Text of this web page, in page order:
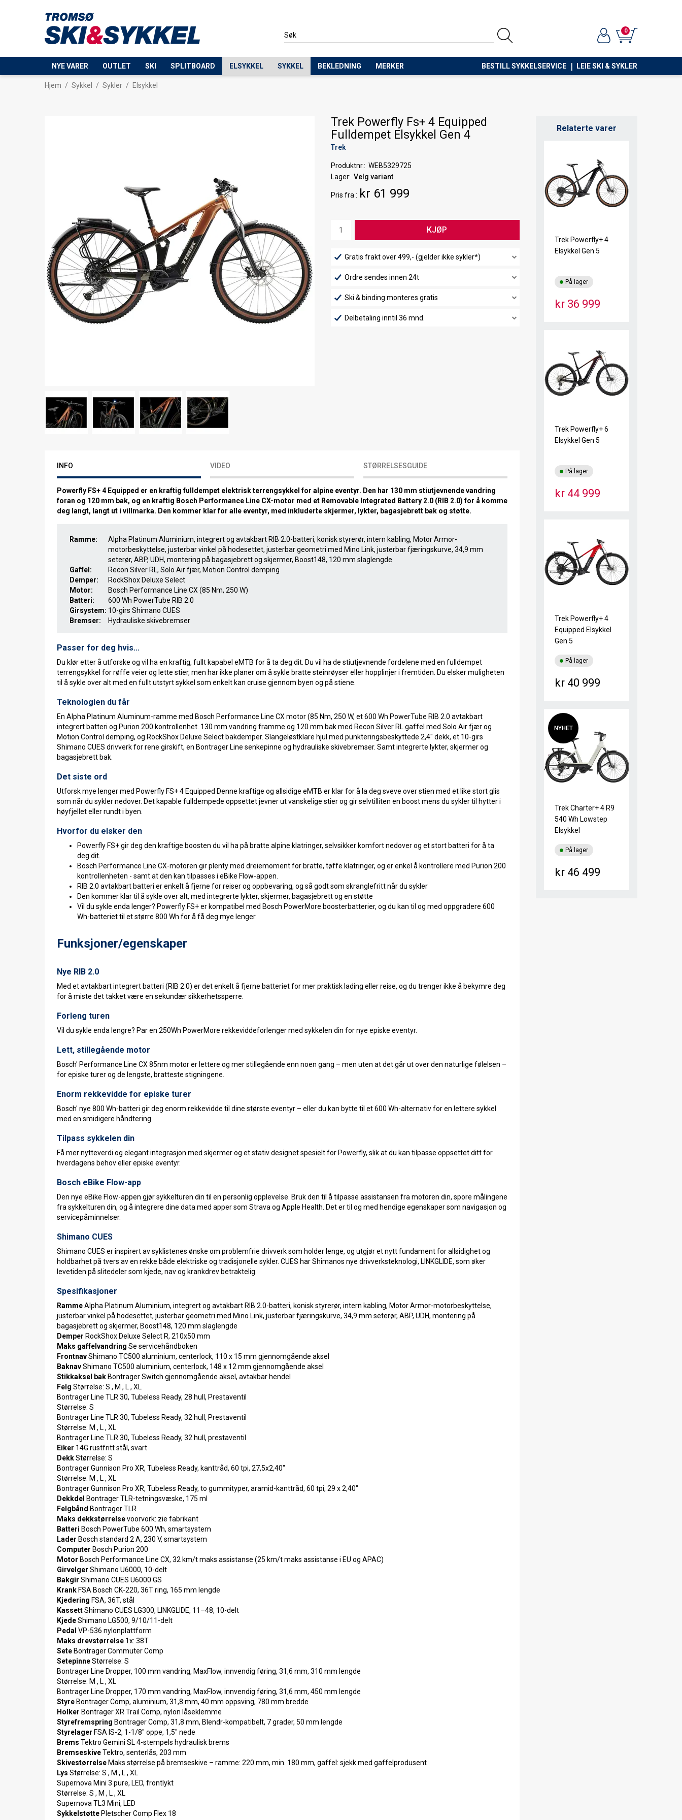
0
NYE VARER OUTLET SKI SPLITBOARD ELSYKKEL SYKKEL BEKLEDNING MERKER BESTILL SYKKELSERVICE LEIE SKI & SYKLER
Hjem / Sykkel / Sykler / Elsykkel
Trek Powerfly Fs+ 4 Equipped
Fulldempet Elsykkel Gen 4
Trek
Produktnr.
WEB5329725
Lager Velg variant
Pris fra kr 61 999
KJØP
Gratis frakt over 499,- (gjelder ikke sykler*)
Ordre sendes innen 24t
Ski & binding monteres gratis
Delbetaling inntil 36 mnd.
INFO VIDEO STØRRELSESGUIDE
Powerfly FS+ 4 Equipped er en kraftig fulldempet elektrisk terrengsykkel for alpine eventyr. Den har 130 mm stiutjevnende vandring
foran og 120 mm bak, og en kraftig Bosch Performance Line CX-motor med et Removable Integrated Battery 2.0 (RIB 2.0) for å komme
deg langt, langt ut i villmarka. Den kommer klar for alle eventyr, med inkluderte skjermer, lykter, bagasjebrett bak og støtte.
Ramme:
Alpha Platinum Aluminium, integrert og avtakbart RIB 2.0-batteri, konisk styrerør, intern kabling, Motor Armor-
motorbeskyttelse, justerbar vinkel på hodesettet, justerbar geometri med Mino Link, justerbar fjæringskurve, 34,9 mm
seterør, ABP, UDH, montering på bagasjebrett og skjermer, Boost148, 120 mm slaglengde
Gaffel:
Recon Silver RL, Solo Air fjær, Motion Control demping
Demper:
RockShox Deluxe Select
Motor:
Bosch Performance Line CX (85 Nm, 250 W)
Batteri:
600 Wh PowerTube RIB 2.0
Girsystem: 10-girs Shimano CUES
Bremser:
Hydrauliske skivebremser
Passer for deg hvis...
Du klør etter å utforske og vil ha en kraftig, fullt kapabel eMTB for å ta deg dit. Du vil ha de stiutjevnende fordelene med en fulldempet
terrengsykkel for røffe veier og lette stier, men har ikke planer om å sykle bratte steinrøyser eller hopplinjer i fremtiden. Du elsker muligheten
til å sykle over alt med en fullt utstyrt sykkel som enkelt kan cruise gjennom byen og på stiene.
Teknologien du får
En Alpha Platinum Aluminum-ramme med Bosch Performance Line CX motor (85 Nm, 250 W, et 600 Wh PowerTube RIB 2.0 avtakbart
integrert batteri og Purion 200 kontrollenhet. 130 mm vandring framme og 120 mm bak med Recon Silver RL gaffel med Solo Air fjær og
Motion Control demping, og RockShox Deluxe Select bakdemper. Slangeløstklare hjul med punkteringsbeskyttede 2,4" dekk, et 10-girs
Shimano CUES drivverk for rene girskift, en Bontrager Line senkepinne og hydrauliske skivebremser. Samt integrerte lykter, skjermer og
bagasjebrett bak.
Det siste ord
Utforsk mye lenger med Powerfly FS+ 4 Equipped Denne kraftige og allsidige eMTB er klar for å la deg sveve over stien med et like stort glis
som når du sykler nedover. Det kapable fulldempede oppsettet jevner ut vanskelige stier og gir selvtilliten en boost mens du sykler til hytter i
høyfjellet eller rundt i byen.
Hvorfor du elsker den
Powerfly FS+ gir deg den kraftige boosten du vil ha på bratte alpine klatringer, selvsikker komfort nedover og et stort batteri for å ta
deg dit.
Bosch Performance Line CX-motoren gir plenty med dreiemoment for bratte, tøffe klatringer, og er enkel å kontrollere med Purion 200
kontrollenheten - samt at den kan tilpasses i eBike Flow-appen.
RIB 2.0 avtakbart batteri er enkelt å fjerne for reiser og oppbevaring, og så godt som skranglefritt når du sykler
Den kommer klar til å sykle over alt, med integrerte lykter, skjermer, bagasjebrett og en støtte
Vil du sykle enda lenger? Powerfly FS+ er kompatibel med Bosch PowerMore boosterbatterier, og du kan til og med oppgradere 600
Wh-batteriet til et større 800 Wh for å få deg mye lenger
Funksjoner/egenskaper
Nye RIB 2.0
Med et avtakbart integrert batteri (RIB 2.0) er det enkelt å fjerne batteriet for mer praktisk lading eller reise, og du trenger ikke å bekymre deg
for å miste det takket være en sekundær sikkerhetssperre.
Forleng turen
Vil du sykle enda lengre? Par en 250Wh PowerMore rekkeviddeforlenger med sykkelen din for nye episke eventyr.
Lett, stillegående motor
Bosch' Performance Line CX 85nm motor er lettere og mer stillegående enn noen gang – men uten at det går ut over den naturlige følelsen –
for episke turer og de lengste, bratteste stigningene.
Enorm rekkevidde for episke turer
Bosch' nye 800 Wh-batteri gir deg enorm rekkevidde til dine største eventyr – eller du kan bytte til et 600 Wh-alternativ for en lettere sykkel
med en smidigere håndtering.
Tilpass sykkelen din
Få mer nytteverdi og elegant integrasjon med skjermer og et stativ designet spesielt for Powerfly, slik at du kan tilpasse oppsettet ditt for
hverdagens behov eller episke eventyr.
Bosch eBike Flow-app
Den nye eBike Flow-appen gjør sykkelturen din til en personlig opplevelse. Bruk den til å tilpasse assistansen fra motoren din, spore målingene
fra sykkelturen din, og å integrere dine data med apper som Strava og Apple Health. Det er til og med hendige egenskaper som navigasjon og
servicepåminnelser.
Shimano CUES
Shimano CUES er inspirert av syklistenes ønske om problemfrie drivverk som holder lenge, og utgjør et nytt fundament for allsidighet og
holdbarhet på tvers av en rekke både elektriske og tradisjonelle sykler. CUES har Shimanos nye drivverksteknologi, LINKGLIDE, som øker
levetiden på slitedeler som kjede, nav og krankdrev betraktelig.
Spesifikasjoner
RammeAlpha Platinum Aluminium, integrert og avtakbart RIB 2.0-batteri, konisk styrerør, intern kabling, Motor Armor-motorbeskyttelse,
justerbar vinkel på hodesettet, justerbar geometri med Mino Link, justerbar fjæringskurve, 34,9 mm seterør, ABP, UDH, montering på
bagasjebrett og skjermer, Boost148, 120 mm slaglengde
Demper RockShox Deluxe Select R, 210x50 mm
Maks gaffelvandring Se servicehåndboken
FrontnavShimano TC500 aluminium, centerlock, 110 x 15 mm gjennomgående aksel
BaknavShimano TC500 aluminium, centerlock, 148 x 12 mm gjennomgående aksel
Stikkaksel bak Bontrager Switch gjennomgående aksel, avtakbar hendel
Felg Størrelse: S , M , L , XL
Bontrager Line TLR 30, Tubeless Ready, 28 hull, Prestaventil
Størrelse: S
Bontrager Line TLR 30, Tubeless Ready, 32 hull, Prestaventil
Størrelse: M , L , XL
Bontrager Line TLR 30, Tubeless Ready, 32 hull, prestaventil
Eiker 14G rustfritt stål, svart
DekkStørrelse: S
Bontrager Gunnison Pro XR, Tubeless Ready, kanttråd, 60 tpi, 27,5x2,40"
Størrelse: M , L , XL
Bontrager Gunnison Pro XR, Tubeless Ready, to gummityper, aramid-kanttråd, 60 tpi, 29 x 2,40"
Dekkdel Bontrager TLR-tetningsvæske, 175 ml
Felgbånd Bontrager TLR
Maks dekkstørrelsevoorvork: zie fabrikant
Batteri Bosch PowerTube 600 Wh, smartsystem
Lader Bosch standard 2 A, 230 V, smartsystem
Computer Bosch Purion 200
Motor Bosch Performance Line CX, 32 km/t maks assistanse (25 km/t maks assistanse i EU og APAC)
Girvelger Shimano U6000, 10-delt
Bakgir Shimano CUES U6000 GS
Krank FSA Bosch CK-220, 36T ring, 165 mm lengde
Kjedering FSA, 36T, stål
KassettShimano CUES LG300, LINKGLIDE, 11–48, 10-delt
KjedeShimano LG500, 9/10/11-delt
Pedal VP-536 nylonplattform
Maks drevstørrelse 1x: 38T
Sete Bontrager Commuter Comp
SetepinneStørrelse: S
Bontrager Line Dropper, 100 mm vandring, MaxFlow, innvendig føring, 31,6 mm, 310 mm lengde
Størrelse: M , L , XL
Bontrager Line Dropper, 170 mm vandring, MaxFlow, innvendig føring, 31,6 mm, 450 mm lengde
Styre Bontrager Comp, aluminium, 31,8 mm, 40 mm oppsving, 780 mm bredde
Holker Bontrager XR Trail Comp, nylon låseklemme
Styrefremspring Bontrager Comp, 31,8 mm, Blendr-kompatibelt, 7 grader, 50 mm lengde
Styrelager FSA IS-2, 1-1/8" oppe, 1,5" nede
Brems Tektro Gemini SL 4-stempels hydraulisk brems
BremseskiveTektro, senterlås, 203 mm
Skivestørrelse Maks størrelse på bremseskive – ramme: 220 mm, min. 180 mm, gaffel: sjekk med gaffelprodusent
Lys Størrelse: S , M , L , XL
Supernova Mini 3 pure, LED, frontlykt
Størrelse: S , M , L , XL
Supernova TL3 Mini, LED
Sykkelstøtte Pletscher Comp Flex 18
Relaterte varer
Trek Powerfly+ 4
Elsykkel Gen 5
kr 36 999
På lager
Trek Powerfly+ 6
Elsykkel Gen 5
kr 44 999
På lager
Trek Powerfly+ 4
Equipped Elsykkel
Gen 5
kr 40 999
På lager
NYHET
Trek Charter+ 4 R9
540 Wh Lowstep
Elsykkel
kr 46 499
På lager